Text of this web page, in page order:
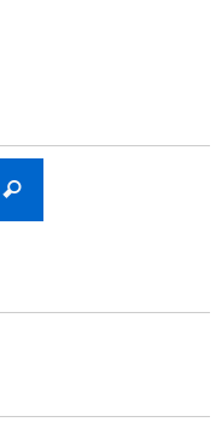
Recherche